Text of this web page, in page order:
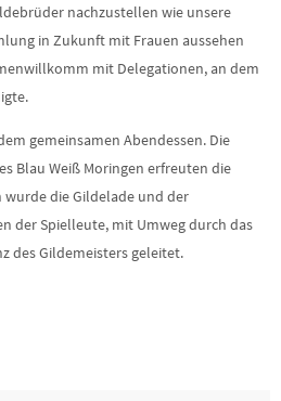
nachzustellen wie unsere
in Zukunft mit Frauen aussehen
mit Delegationen, an dem
gemeinsamen Abendessen. Die
Blau Weiß Moringen erfreuten die
die Gildelade und der
der Spielleute, mit Umweg durch das
des Gildemeisters geleitet.